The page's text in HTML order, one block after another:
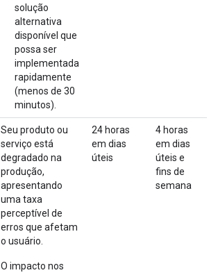
solução
alternativa
disponível que
possa ser
implementada
rapidamente
(menos de 30
minutos).
Seu produto ou
serviço está
degradado na
produção,
apresentando
uma taxa
perceptível de
erros que afetam
o usuário.
O impacto nos
24 horas
em dias
úteis
4 horas
em dias
úteis e
fins de
semana